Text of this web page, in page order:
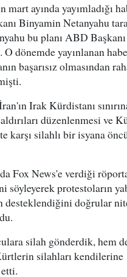
mart ayında yayımladığı
Binyamin Netanyahu
bu planı ABD
dönemde yayınlanan
başarısız olmasından
Irak Kürdistanı
düzenlenmesi ve
karşı silahlı bir isyana
Fox News'e verdiği
söyleyerek protestoların
desteklendiğini doğrular
silah gönderdik, hem
silahları kendilerine